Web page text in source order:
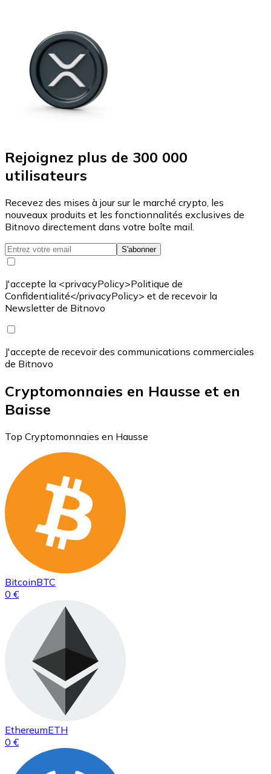
Rejoignez plus de 300 000
utilisateurs
Recevez des mises à jour sur le marché crypto, les
nouveaux produits et les fonctionnalités exclusives de
Bitnovo directement dans votre boîte mail.
S'abonner
J'accepte la <privacyPolicy>Politique de
Confidentialité</privacyPolicy> et de recevoir la
Newsletter de Bitnovo
J'accepte de recevoir des communications commerciales
de Bitnovo
Cryptomonnaies en Hausse et en
Baisse
Top Cryptomonnaies en Hausse
BitcoinBTC
0 €
EthereumETH
0 €